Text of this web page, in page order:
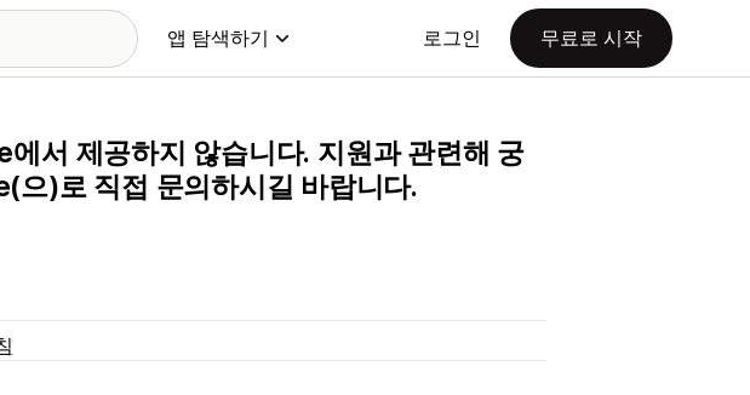
앱 탐색하기 로그인 무료로 시작
서 제공하지 않습니다. 지원과 관련해 궁
)로 직접 문의하시길 바랍니다.